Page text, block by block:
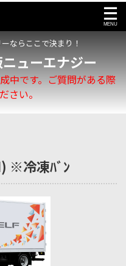
ならここで決まり！
ューエナジー
中です。ご質問がある際
さい。
※冷凍ﾊﾞﾝ